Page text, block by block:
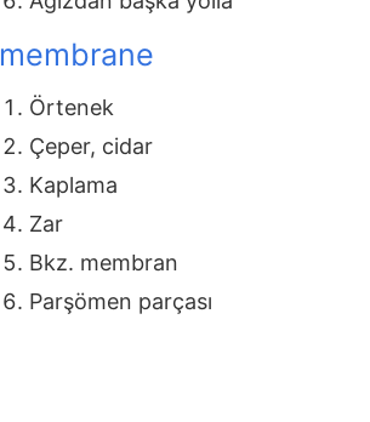
membrane
Örtenek
Çeper, cidar
Kaplama
Zar
Bkz. membran
Parşömen parçası